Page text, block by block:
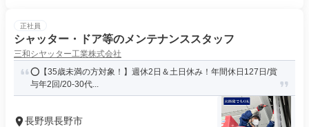
正社員
シャッター・ドア等のメンテナンススタッフ
三和シヤッター工業株式会社
⭕️【35歳未満の方対象！】週休2日＆土日休み！年間休日127日/賞
与年2回/20-30代...
長野県長野市